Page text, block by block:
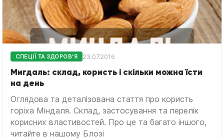
СПЕЦІЇ ТА ЗДОРОВ'Я 23.07.2016
Мигдаль: склад, користь і скільки можна їсти
на день
Оглядова та деталізована стаття про користь
горіха Міндаля. Склад, застосування та перелік
корисних властивостей. Про це та багато іншого,
читайте в нашому Блозі